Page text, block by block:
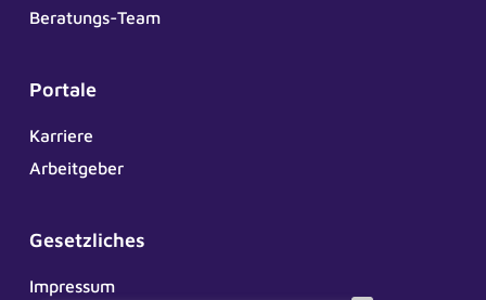
Beratungs-Team
Portale
Karriere
Arbeitgeber
Gesetzliches
Impressum